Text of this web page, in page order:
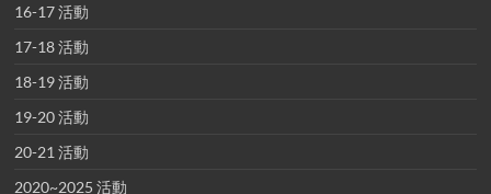
16-17 活動
17-18 活動
18-19 活動
19-20 活動
20-21 活動
2020~2025 活動